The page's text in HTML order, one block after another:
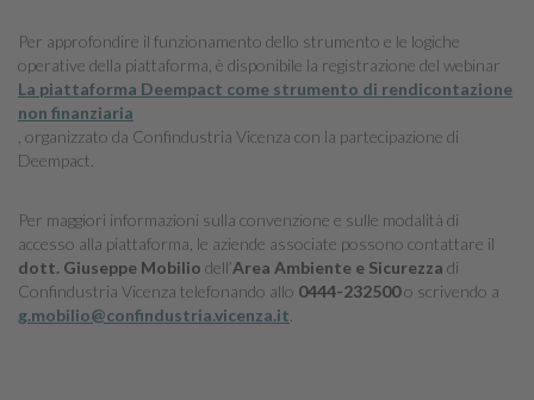
Per approfondire il funzionamento dello strumento e le logiche
operative della piattaforma, è disponibile la registrazione del webinar
La piattaforma Deempact come strumento di rendicontazione
non finanziaria
, organizzato da Confindustria Vicenza con la partecipazione di
Deempact.
Per maggiori informazioni sulla convenzione e sulle modalità di
accesso alla piattaforma, le aziende associate possono contattare il
dott. Giuseppe Mobilio dell’Area Ambiente e Sicurezza di
Confindustria Vicenza telefonando allo 0444-232500o scrivendo a
g.mobilio@confindustria.vicenza.it